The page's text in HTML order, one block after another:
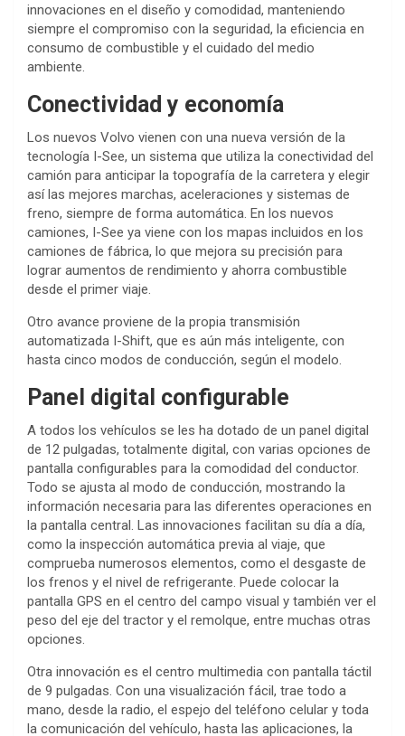
innovaciones en el diseño y comodidad, manteniendo
siempre el compromiso con la seguridad, la eficiencia en
consumo de combustible y el cuidado del medio
ambiente.
Conectividad y economía
Los nuevos Volvo vienen con una nueva versión de la
tecnología I-See, un sistema que utiliza la conectividad del
camión para anticipar la topografía de la carretera y elegir
así las mejores marchas, aceleraciones y sistemas de
freno, siempre de forma automática. En los nuevos
camiones, I-See ya viene con los mapas incluidos en los
camiones de fábrica, lo que mejora su precisión para
lograr aumentos de rendimiento y ahorra combustible
desde el primer viaje.
Otro avance proviene de la propia transmisión
automatizada I-Shift, que es aún más inteligente, con
hasta cinco modos de conducción, según el modelo.
Panel digital configurable
A todos los vehículos se les ha dotado de un panel digital
de 12 pulgadas, totalmente digital, con varias opciones de
pantalla configurables para la comodidad del conductor.
Todo se ajusta al modo de conducción, mostrando la
información necesaria para las diferentes operaciones en
la pantalla central. Las innovaciones facilitan su día a día,
como la inspección automática previa al viaje, que
comprueba numerosos elementos, como el desgaste de
los frenos y el nivel de refrigerante. Puede colocar la
pantalla GPS en el centro del campo visual y también ver el
peso del eje del tractor y el remolque, entre muchas otras
opciones.
Otra innovación es el centro multimedia con pantalla táctil
de 9 pulgadas. Con una visualización fácil, trae todo a
mano, desde la radio, el espejo del teléfono celular y toda
la comunicación del vehículo, hasta las aplicaciones, la